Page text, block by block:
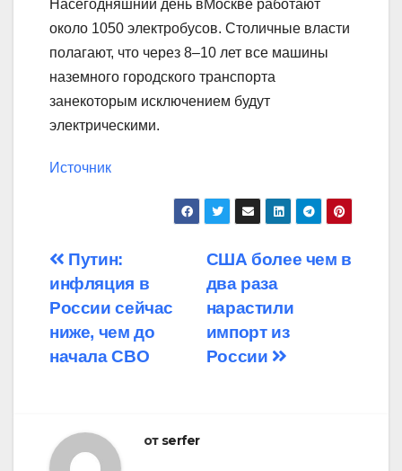
Насегодняшний день вМоскве работают
около 1050 электробусов. Столичные власти
полагают, что через 8–10 лет все машины
наземного городского транспорта
занекоторым исключением будут
электрическими.
Источник
Навигация
по
записям
США более чем в
два раза
нарастили
импорт из
России
Путин:
инфляция в
России сейчас
ниже, чем до
начала СВО
от serfer